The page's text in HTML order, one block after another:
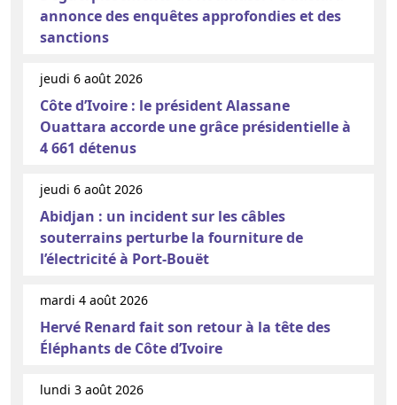
annonce des enquêtes approfondies et des
sanctions
jeudi 6 août 2026
Côte d’Ivoire : le président Alassane
Ouattara accorde une grâce présidentielle à
4 661 détenus
jeudi 6 août 2026
Abidjan : un incident sur les câbles
souterrains perturbe la fourniture de
l’électricité à Port-Bouët
mardi 4 août 2026
Hervé Renard fait son retour à la tête des
Éléphants de Côte d’Ivoire
lundi 3 août 2026